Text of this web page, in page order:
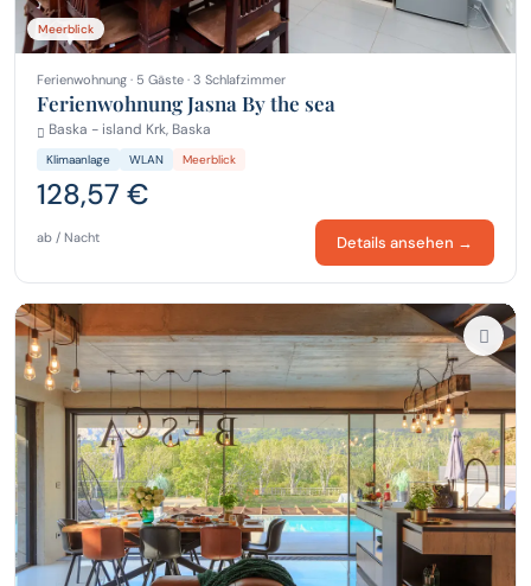
Meerblick
Ferienwohnung · 5 Gäste · 3 Schlafzimmer
Ferienwohnung Jasna By the sea
Baska - island Krk, Baska
Klimaanlage WLAN Meerblick
128,57 €
ab / Nacht Details ansehen →